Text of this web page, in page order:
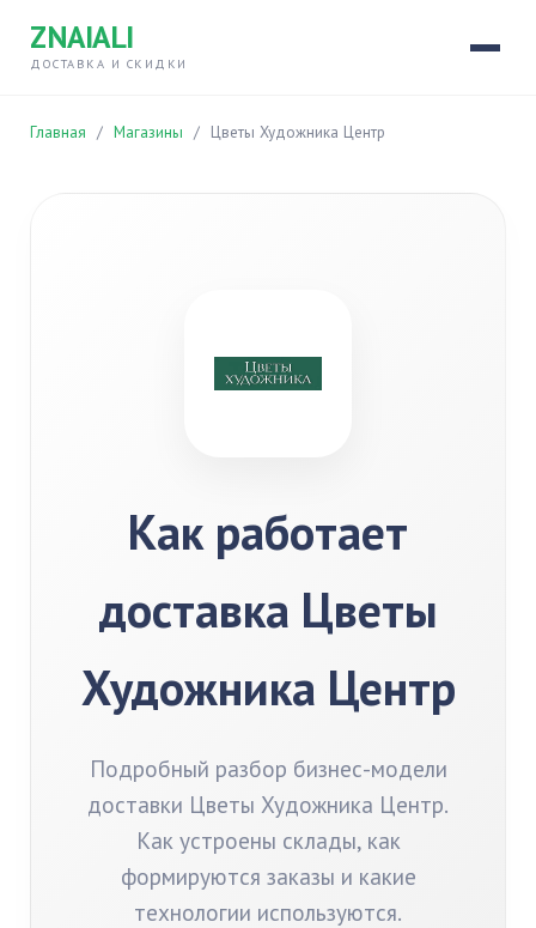
ZNAIALI
ДОСТАВКА И СКИДКИ
Главная / Магазины / Цветы Художника Центр
Как работает
доставка Цветы
Художника Центр
Подробный разбор бизнес-модели
доставки Цветы Художника Центр.
Как устроены склады, как
формируются заказы и какие
технологии используются.